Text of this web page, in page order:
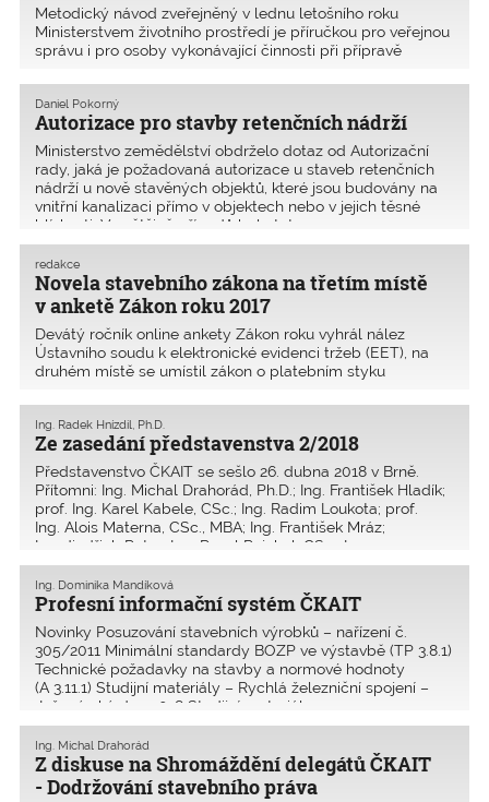
Metodický návod zveřejněný v lednu letošního roku
Ministerstvem životního prostředí je příručkou pro veřejnou
správu i pro osoby vykonávající činnosti při přípravě
v rámci výstavby a odstraňování staveb ovlivni
Autorizace pro stavby retenčních nádrží
Daniel Pokorný
Ministerstvo zemědělství obdrželo dotaz od Autorizační
rady, jaká je požadovaná autorizace u staveb retenčních
nádrží u nově stavěných objektů, které jsou budovány na
vnitřní kanalizaci přímo v objektech nebo v jejich těsné
blízkosti. Ve většině případů byly tyt
Novela stavebního zákona na třetím místě
v anketě Zákon roku 2017
redakce
Devátý ročník online ankety Zákon roku vyhrál nález
Ústavního soudu k elektronické evidenci tržeb (EET), na
druhém místě se umístil zákon o platebním styku
(PSD2) a na třetím novela stavebního zákona, jejímž aut
Ze zasedání představenstva 2/2018
Ing. Radek Hnízdil, Ph.D.
Představenstvo ČKAIT se sešlo 26. dubna 2018 v Brně.
Přítomni: Ing. Michal Drahorád, Ph.D.; Ing. František Hladík;
prof. Ing. Karel Kabele, CSc.; Ing. Radim Loukota; prof.
Ing. Alois Materna, CSc., MBA; Ing. František Mráz;
Ing. Jindřich Pater; Ing. Pavel Pejchal, CSc.; Ing.
Profesní informační systém ČKAIT
Ing. Dominika Mandíková
Novinky Posuzování stavebních výrobků – nařízení č.
305/2011 Minimální standardy BOZP ve výstavbě (TP 3.8.1)
Technické požadavky na stavby a normové hodnoty
(A 3.11.1) Studijní materiály – Rychlá železniční spojení –
Inženýrský den 2018 Studijní materiály
Z diskuse na Shromáždění delegátů ČKAIT
- Dodržování stavebního práva
Ing. Michal Drahorád